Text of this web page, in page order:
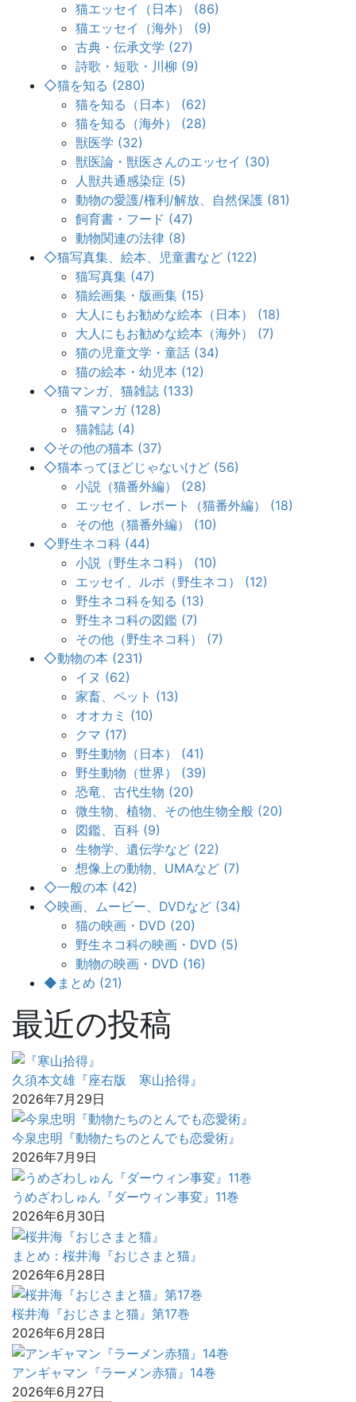
猫エッセイ（日本） (86)
猫エッセイ（海外） (9)
古典・伝承文学 (27)
詩歌・短歌・川柳 (9)
◇猫を知る (280)
猫を知る（日本） (62)
猫を知る（海外） (28)
獣医学 (32)
獣医論・獣医さんのエッセイ (30)
人獣共通感染症 (5)
動物の愛護/権利/解放、自然保護 (81)
飼育書・フード (47)
動物関連の法律 (8)
◇猫写真集、絵本、児童書など (122)
猫写真集 (47)
猫絵画集・版画集 (15)
大人にもお勧めな絵本（日本） (18)
大人にもお勧めな絵本（海外） (7)
猫の児童文学・童話 (34)
猫の絵本・幼児本 (12)
◇猫マンガ、猫雑誌 (133)
猫マンガ (128)
猫雑誌 (4)
◇その他の猫本 (37)
◇猫本ってほどじゃないけど (56)
小説（猫番外編） (28)
エッセイ、レポート（猫番外編） (18)
その他（猫番外編） (10)
◇野生ネコ科 (44)
小説（野生ネコ科） (10)
エッセイ、ルポ（野生ネコ） (12)
野生ネコ科を知る (13)
野生ネコ科の図鑑 (7)
その他（野生ネコ科） (7)
◇動物の本 (231)
イヌ (62)
家畜、ペット (13)
オオカミ (10)
クマ (17)
野生動物（日本） (41)
野生動物（世界） (39)
恐竜、古代生物 (20)
微生物、植物、その他生物全般 (20)
図鑑、百科 (9)
生物学、遺伝学など (22)
想像上の動物、UMAなど (7)
◇一般の本 (42)
◇映画、ムービー、DVDなど (34)
猫の映画・DVD (20)
野生ネコ科の映画・DVD (5)
動物の映画・DVD (16)
◆まとめ (21)
最近の投稿
久須本文雄『座右版 寒山拾得』
2026年7月29日
今泉忠明『動物たちのとんでも恋愛術』
2026年7月9日
うめざわしゅん『ダーウィン事変』11巻
2026年6月30日
まとめ：桜井海『おじさまと猫』
2026年6月28日
桜井海『おじさまと猫』第17巻
2026年6月28日
アンギャマン『ラーメン赤猫』14巻
2026年6月27日